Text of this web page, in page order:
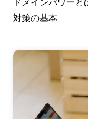
ドメインパワー
対策の基本